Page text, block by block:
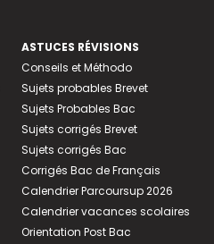
ASTUCES RÉVISIONS
Conseils et Méthodo
Sujets probables Brevet
Sujets Probables Bac
Sujets corrigés Brevet
Sujets corrigés Bac
Corrigés Bac de Français
Calendrier Parcoursup 2026
Calendrier vacances scolaires
Orientation Post Bac